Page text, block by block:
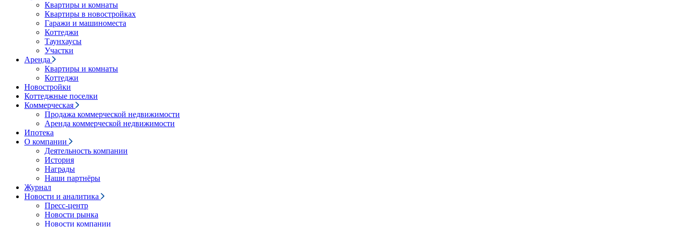
Квартиры и комнаты
Квартиры в новостройках
Гаражи и машиноместа
Коттеджи
Таунхаусы
Участки
Аренда
Квартиры и комнаты
Коттеджи
Новостройки
Коттеджные поселки
Коммерческая
Продажа коммерческой недвижимости
Аренда коммерческой недвижимости
Ипотека
О компании
Деятельность компании
История
Награды
Наши партнёры
Журнал
Новости и аналитика
Пресс-центр
Новости рынка
Новости компании